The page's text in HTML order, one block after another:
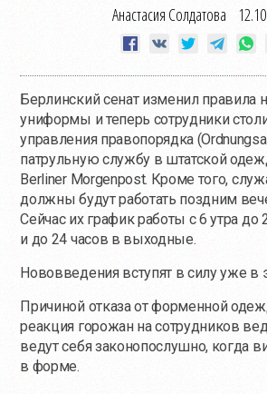
Анастасия Солдатова
Берлинский сенат изменил правила
униформы и теперь сотрудники
управления правопорядка
патрульную службу в штатской
Berliner Morgenpost. Кроме того,
должны будут работать поздним
Сейчас их график работы с 6 утра до
и до 24 часов в выходные.
Нововведения вступят в силу уже в
Причиной отказа от форменной
реакция горожан на сотрудников
ведут себя законопослушно, когда
в форме.